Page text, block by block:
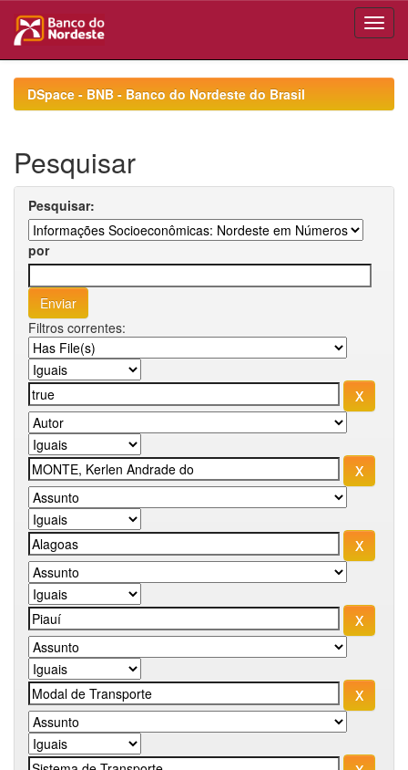
navigationDSpace - BNB - Banco do Nordeste do Brasil
Pesquisar
Pesquisar:
por
Filtros correntes: